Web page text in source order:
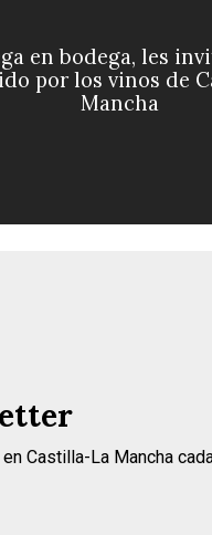
en bodega, les
por los vinos de
Mancha
Castilla-La Mancha